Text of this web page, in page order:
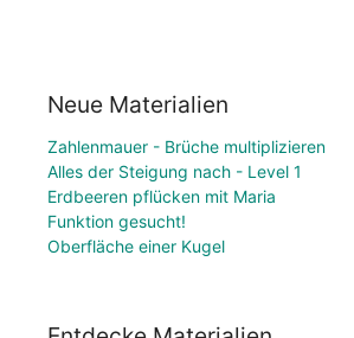
Neue Materialien
Zahlenmauer - Brüche multiplizieren
Alles der Steigung nach - Level 1
Erdbeeren pflücken mit Maria
Funktion gesucht!
Oberfläche einer Kugel